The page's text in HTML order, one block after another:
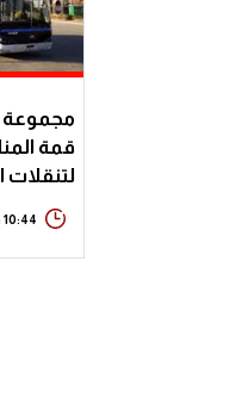
مجموعة
لتنقلات
10:44 م